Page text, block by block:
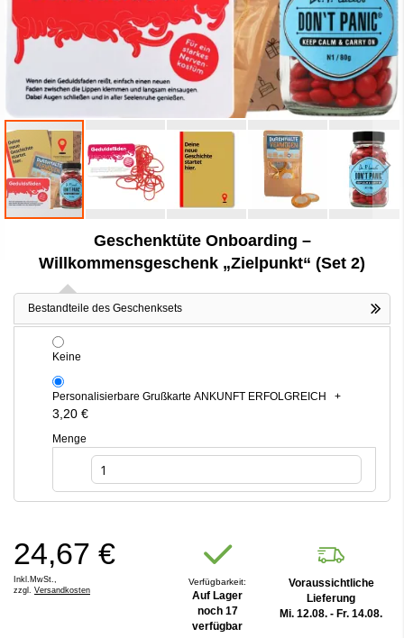
Geschenktüte Onboarding –
Willkommensgeschenk „Zielpunkt“ (Set 2)
Bestandteile des Geschenksets
Keine
Personalisierbare Grußkarte ANKUNFT ERFOLGREICH +
3,20 €
Menge
24,67 €
Inkl.MwSt.,
zzgl. Versandkosten
Verfügbarkeit:
Auf Lager
noch 17
verfügbar
Voraussichtliche
Lieferung
Mi. 12.08. - Fr. 14.08.